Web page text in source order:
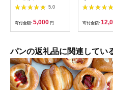
ンセット)
5.0
寄付金額: 5,000 円
グル マフィ
使用 那須町
〔P-349〕
寄付金額:
パンの返礼品に関連してい